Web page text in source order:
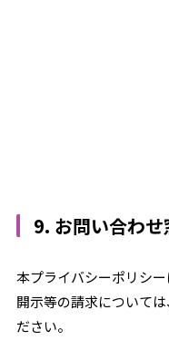
9. お問い合わせ
本プライバシーポリシ
開示等の請求については
ださい。